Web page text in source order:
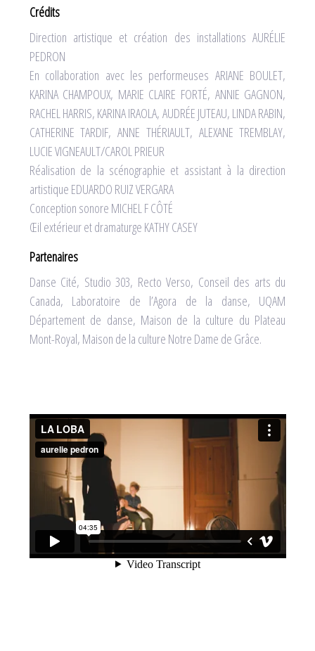
Crédits
Direction artistique et création des installations AURÉLIE
PEDRON
En collaboration avec les performeuses ARIANE BOULET,
KARINA CHAMPOUX, MARIE CLAIRE FORTÉ, ANNIE GAGNON,
RACHEL HARRIS, KARINA IRAOLA, AUDRÉE JUTEAU, LINDA RABIN,
CATHERINE TARDIF, ANNE THÉRIAULT, ALEXANE TREMBLAY,
LUCIE VIGNEAULT/CAROL PRIEUR
Réalisation de la scénographie et assistant à la direction
artistique EDUARDO RUIZ VERGARA
Conception sonore MICHEL F CÔTÉ
Œil extérieur et dramaturge KATHY CASEY
Partenaires
Danse Cité, Studio 303, Recto Verso, Conseil des arts du
Canada, Laboratoire de l’Agora de la danse, UQAM
Département de danse, Maison de la culture du Plateau
Mont-Royal, Maison de la culture Notre Dame de Grâce.